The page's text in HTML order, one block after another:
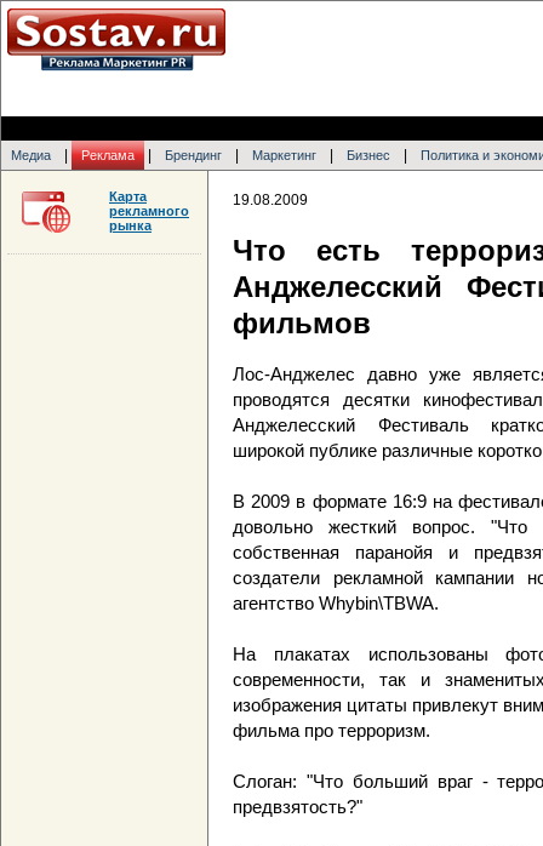
Медиа Реклама Брендинг Маркетинг Бизнес Политика и
19.08.2009
Что есть
Анджелесский
фильмов
Лос-Анджелес давно уже
проводятся десятки
Анджелесский Фестиваль
широкой публике различные
В 2009 в формате 16:9 на
довольно жесткий вопрос.
собственная паранойя и
создатели рекламной кампании
агентство Whybin\TBWA.
На плакатах использованы
современности, так и
изображения цитаты привлекут
фильма про терроризм.
Слоган: "Что больший враг -
предвзятость?"
Карта
рекламного
рынка